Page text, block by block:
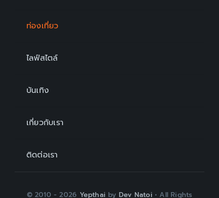
ท่องเที่ยว
ไลฟ์สไตล์
บันเทิง
เกี่ยวกับเรา
ติดต่อเรา
© 2010 - 2026 Yepthai by Dev Natoi • All Rights